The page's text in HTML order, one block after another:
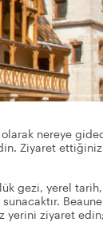
olarak nereye
Ziyaret
gezi, yerel
yerini ziyaret